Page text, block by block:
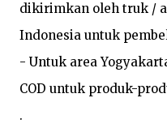
dikirimkan oleh truk /
Indonesia untuk
- Untuk area
COD untuk produk-
.